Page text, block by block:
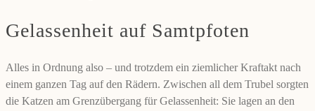
Gelassenheit auf Samtpfoten
Alles in Ordnung also – und trotzdem ein ziemlicher Kraftakt nach
einem ganzen Tag auf den Rädern. Zwischen all dem Trubel sorgten
die Katzen am Grenzübergang für Gelassenheit: Sie lagen an den